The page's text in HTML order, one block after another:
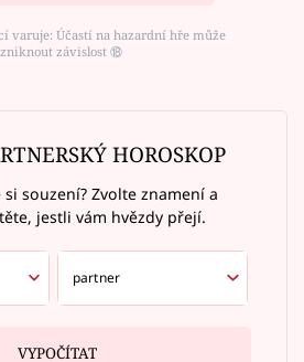
varuje: Účastí na hazardní hře může
závislost ⑱
HOROSKOP
si souzení? Zvolte znamení a
jestli vám hvězdy přejí.
VYPOČÍTAT